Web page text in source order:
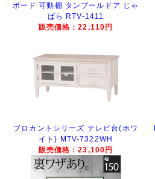
ボード 可動棚 タンブールドア じゃ
ばら RTV-1411
販売価格：22,110円
ブロカントシリーズ テレビ台(ホワ
イト) MTV-7322WH
販売価格：23,100円